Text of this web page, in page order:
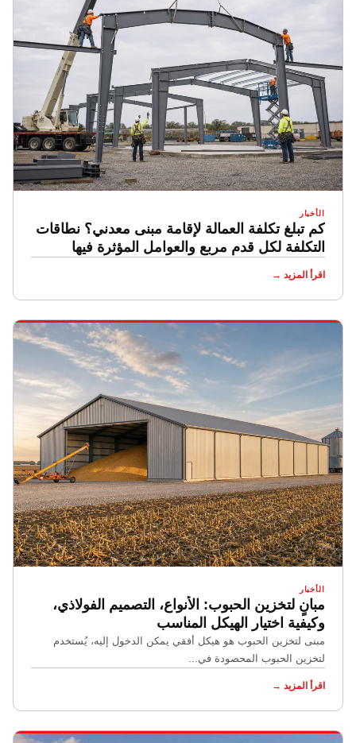
الأخبار
كم تبلغ تكلفة العمالة لإقامة مبنى معدني؟ نطاقات
التكلفة لكل قدم مربع والعوامل المؤثرة فيها
اقرأ المزيد →
الأخبار
مبانٍ لتخزين الحبوب: الأنواع، التصميم الفولاذي،
وكيفية اختيار الهيكل المناسب
مبنى لتخزين الحبوب هو هيكل أفقي يمكن الدخول إليه، يُستخدم
لتخزين الحبوب المحصودة في...
اقرأ المزيد →